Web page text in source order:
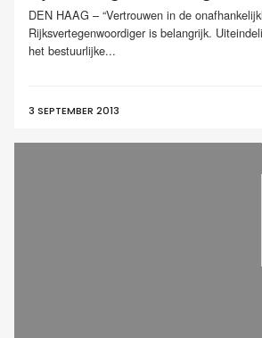
DEN HAAG – “Vertrouwen in de
Rijksvertegenwoordiger is belangrijk.
het bestuurlijke...
3 SEPTEMBER 2013